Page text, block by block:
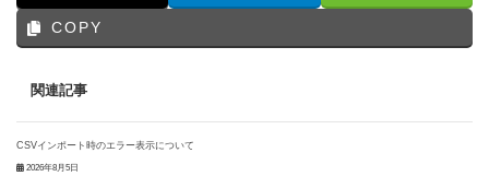
COPY
関連記事
CSVインポート時のエラー表示について
2026年8月5日